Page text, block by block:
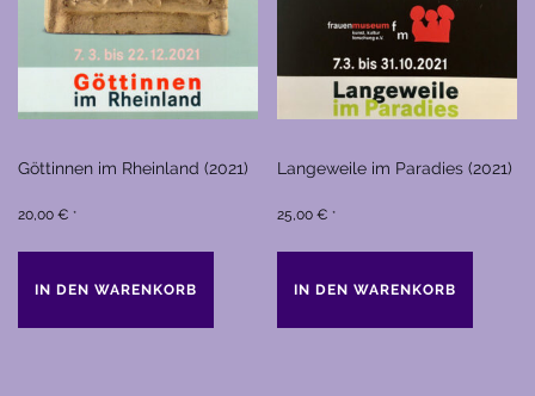
Göttinnen im Rheinland (2021)
20,00 € *
IN DEN WARENKORB
Langeweile im Paradies (2021)
25,00€ *
IN DEN WARENKORB